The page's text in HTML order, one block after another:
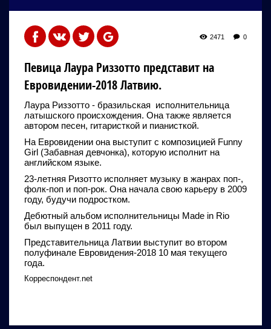
2471 0
Певица Лаура Риззотто представит на
Евровидении-2018 Латвию.
Лаура Риззотто - бразильская исполнительница
латышского происхождения. Она также является
автором песен, гитаристкой и пианисткой.
На Евровидении она выступит с композицией Funny
Girl (Забавная девчонка), которую исполнит на
английском языке.
23-летняя Ризотто исполняет музыку в жанрах поп-,
фолк-поп и поп-рок. Она начала свою карьеру в 2009
году, будучи подростком.
Дебютный альбом исполнительницы Made in Rio
был выпущен в 2011 году.
Представительница Латвии выступит во втором
полуфинале Евровидения-2018 10 мая текущего
года.
Корреспондент.net